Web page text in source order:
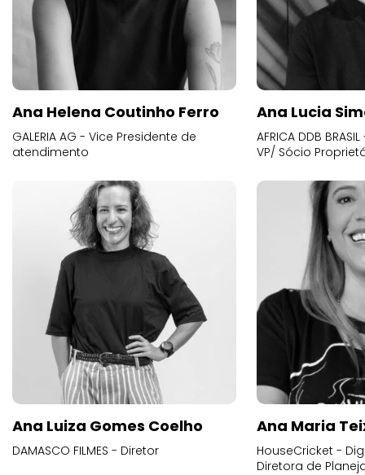
Ana Helena Coutinho Ferro
GALERIA AG - Vice Presidente de
atendimento
Ana Lucia
AFRICA DDB
VP/ Sócio
Ana Luiza Gomes Coelho
DAMASCO FILMES - Diretor
Ana Maria
HouseCricket -
Diretora de